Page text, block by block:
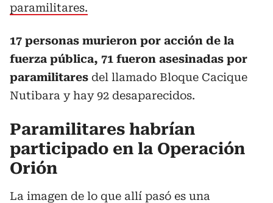
paramilitares.
17 personas murieron por acción de la
fuerza pública, 71 fueron asesinadas por
paramilitares del llamado Bloque Cacique
Nutibara y hay 92 desaparecidos.
Paramilitares habrían
participado en la Operación
Orión
La imagen de lo que allí pasó es una